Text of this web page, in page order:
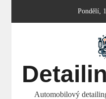
Pondělí,
Automobilový